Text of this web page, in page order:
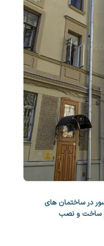
در ساختمان های
و ساخت و نصب